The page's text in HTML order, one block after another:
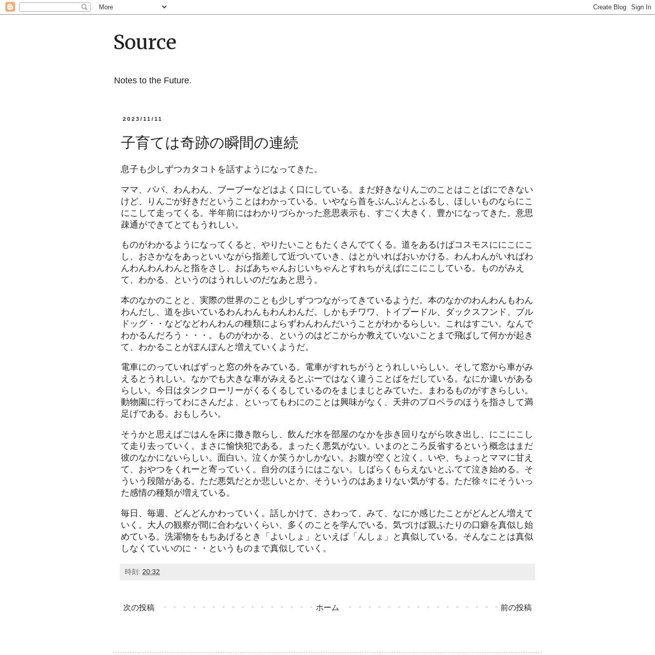
Source
Notes to the Future.
2023/11/11
子育ては奇跡の瞬間の連続
息子も少しずつカタコトを話すようになってきた。
ママ、パパ、わんわん、ブーブーなどはよく口にしている。まだ好きなりんごのことはことばにできない
けど、りんごが好きだということはわかっている。いやなら首をぶんぶんとふるし、ほしいものならにこ
にこして走ってくる。半年前にはわかりづらかった意思表示も、すごく大きく、豊かになってきた。意思
疎通ができてとてもうれしい。
ものがわかるようになってくると、やりたいこともたくさんでてくる。道をあるけばコスモスににこにこ
し、おさかなをあっといいながら指差して近づいていき、はとがいればおいかける。わんわんがいればわ
んわんわんわんと指をさし、おばあちゃんおじいちゃんとすれちがえばにこにこしている。ものがみえ
て、わかる、というのはうれしいのだなあと思う。
本のなかのことと、実際の世界のことも少しずつつながってきているようだ。本のなかのわんわんもわん
わんだし、道を歩いているわんわんもわんわんだ。しかもチワワ、トイプードル、ダックスフンド、ブル
ドッグ・・などなどわんわんの種類によらずわんわんだいうことがわかるらしい。これはすごい。なんで
わかるんだろう・・・。ものがわかる、というのはどこからか教えていないことまで飛ばして何かが起き
て、わかることがぽんぽんと増えていくようだ。
電車にのっていればずっと窓の外をみている。電車がすれちがうとうれしいらしい。そして窓から車がみ
えるとうれしい。なかでも大きな車がみえるとぶーではなく違うことばをだしている。なにか違いがある
らしい。今日はタンクローリーがくるくるしているのをまじまじとみていた。まわるものがすきらしい。
動物園に行ってわにさんだよ、といってもわにのことは興味がなく、天井のプロペラのほうを指さして満
足げである。おもしろい。
そうかと思えばごはんを床に撒き散らし、飲んだ水を部屋のなかを歩き回りながら吹き出し、にこにこし
て走り去っていく。まさに愉快犯である。まったく悪気がない。いまのところ反省するという概念はまだ
彼のなかにないらしい。面白い。泣くか笑うかしかない。お腹が空くと泣く。いや、ちょっとママに甘え
て、おやつをくれーと寄っていく。自分のほうにはこない。しばらくもらえないとふてて泣き始める。そ
ういう段階がある。ただ悪気だとか悲しいとか、そういうのはあまりない気がする。ただ徐々にそういっ
た感情の種類が増えている。
毎日、毎週、どんどんかわっていく。話しかけて、さわって、みて、なにか感じたことがどんどん増えて
いく。大人の観察が間に合わないくらい、多くのことを学んでいる。気づけば親ふたりの口癖を真似し始
めている。洗濯物をもちあげるとき「よいしょ」といえば「んしょ」と真似している。そんなことは真似
しなくていいのに・・というものまで真似していく。
時刻: 20:32
次の投稿 前の投稿
ホーム